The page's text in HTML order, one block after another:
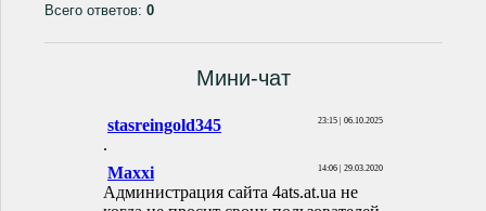
Всего ответов: 0
Мини-чат